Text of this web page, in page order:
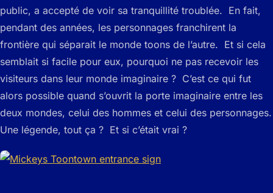
public, a accepté de voir sa tranquillité troublée. En fait,
pendant des années, les personnages franchirent la
frontière qui séparait le monde toons de l’autre. Et si cela
semblait si facile pour eux, pourquoi ne pas recevoir les
visiteurs dans leur monde imaginaire ? C’est ce qui fut
alors possible quand s’ouvrit la porte imaginaire entre les
deux mondes, celui des hommes et celui des personnages.
Une légende, tout ça ? Et si c’était vrai ?